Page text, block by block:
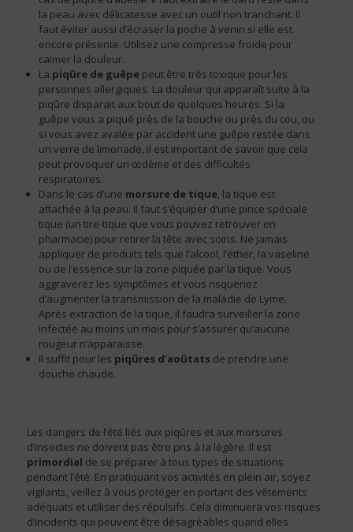
la peau avec délicatesse avec un outil non tranchant. Il
faut éviter aussi d’écraser la poche à venin si elle est
encore présente. Utilisez une compresse froide pour
calmer la douleur.
La piqûre de guêpe peut être très toxique pour les
personnes allergiques. La douleur qui apparaît suite à la
piqûre disparait aux bout de quelques heures. Si la
guêpe vous a piqué près de la bouche ou près du cou, ou
si vous avez avalée par accident une guêpe restée dans
un verre de limonade, il est important de savoir que cela
peut provoquer un œdème et des difficultés
respiratoires.
Dans le cas d’une morsure de tique, la tique est
attachée à la peau. Il faut s’équiper d’une pince spéciale
tique (un tire-tique que vous pouvez retrouver en
pharmacie) pour retirer la tête avec soins. Ne jamais
appliquer de produits tels que l’alcool, l’éther, la vaseline
ou de l’essence sur la zone piquée par la tique. Vous
aggraverez les symptômes et vous risqueriez
d’augmenter la transmission de la maladie de Lyme.
Après extraction de la tique, il faudra surveiller la zone
infectée au moins un mois pour s’assurer qu’aucune
rougeur n’apparaisse.
Il suffit pour les piqûres d’aoûtats de prendre une
douche chaude.
Les dangers de l’été liés aux piqûres et aux morsures
d’insectes ne doivent pas être pris à la légère. Il est
primordial de se préparer à tous types de situations
pendant l’été. En pratiquant vos activités en plein air, soyez
vigilants, veillez à vous protéger en portant des vêtements
adéquats et utiliser des répulsifs. Cela diminuera vos risques
d’incidents qui peuvent être désagréables quand elles